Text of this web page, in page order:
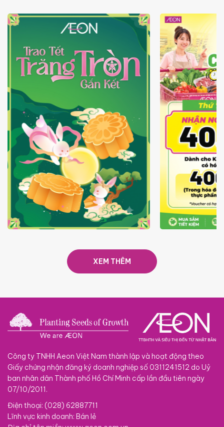
TRAO TẾT TRĂNG TRÒN GẮN
GIÁ LUÔN
XEM THÊM
Công ty TNHH Aeon Việt Nam thành lập và hoạt động theo
Giấy chứng nhận đăng ký doanh nghiệp số 0311241512 do Uỷ
ban nhân dân Thành phố Hồ Chí Minh cấp lần đầu tiên ngày
07/10/2011.
Điện thoại: (028) 62887711
Lĩnh vực kinh doanh: Bán lẻ